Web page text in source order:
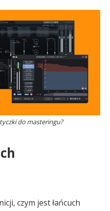
do masteringu?
czym jest łańcuch